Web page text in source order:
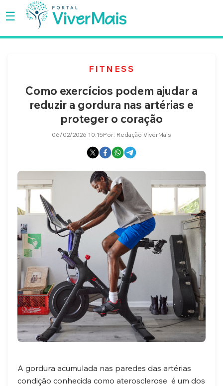
☰
ESTAR
MULHER
FAMÍLIA
ALIMENTAÇÃO
FITNESS
ESPECIALISTAS
➤
POSTS
DOS
ESPECIALISTAS
COLUNISTAS
FITNESS
Como exercícios podem ajudar a
reduzir a gordura nas artérias e
proteger o coração
06/02/2026 10:15Por: Redação ViverMais
A gordura acumulada nas paredes das artérias
condição conhecida como aterosclerose é um dos